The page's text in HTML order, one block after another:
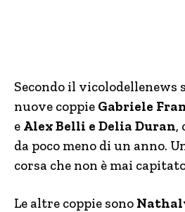
Secondo il vicolodellenews
nuove coppie Gabriele
e Alex Belli e Delia Duran,
da poco meno di un anno.
corsa che non è mai
Le altre coppie sono